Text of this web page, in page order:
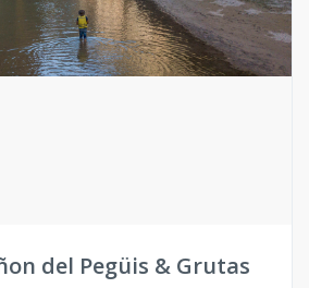
del Pegüis & Grutas